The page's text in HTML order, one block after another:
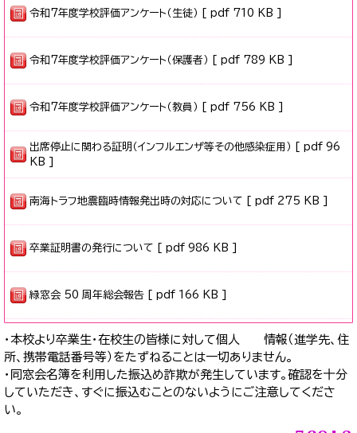
令和7年度学校評価アンケート（生徒） [ pdf 710 KB ]
令和7年度学校評価アンケート（保護者） [ pdf 789 KB ]
令和7年度学校評価アンケート（教員） [ pdf 756 KB ]
出席停止に関わる証明（インフルエンザ等その他感染症用） [ pdf 96
KB ]
南海トラフ地震臨時情報発出時の対応について [ pdf 275 KB ]
卒業証明書の発行について [ pdf 986 KB ]
緑窓会 50 周年総会報告 [ pdf 166 KB ]
・本校より卒業生・在校生の皆様に対して個人 情報（進学先、住
所、携帯電話番号等）をたずねることは一切ありません。
・同窓会名簿を利用した振込め詐欺が発生しています。確認を十分
していただき、すぐに振込むことのないようにご注意してくださ
い。